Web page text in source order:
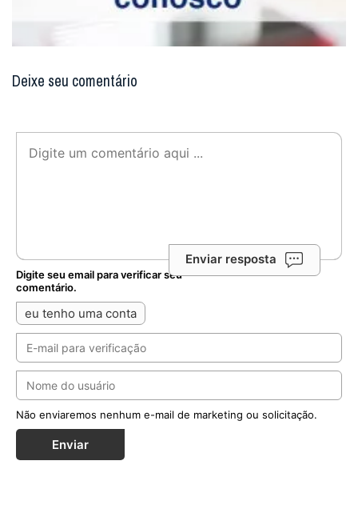
Deixe seu comentário
Enviar resposta
Digite seu email para verificar seu
comentário.
eu tenho uma conta
Não enviaremos nenhum e-mail de marketing ou solicitação.
Enviar